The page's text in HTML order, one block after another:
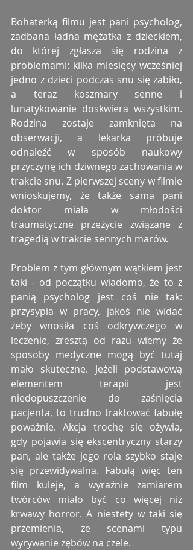
Bohaterką filmu jest pani psycholog,
zadbana ładna mężatka z dzieckiem,
do której zgłasza się rodzina z
problemami: kilka miesięcy wcześniej
jedno z dzieci podczas snu się zabiło,
a teraz koszmary senne i
lunatykowanie doskwiera wszystkim.
Rodzina zostaje zamknięta na
obserwacji, a lekarka próbuje
odnaleźć w sposób naukowy
przyczynę ich dziwnego zachowania w
trakcie snu. Z pierwszej sceny w filmie
wnioskujemy, że także sama pani
doktor miała w młodości
traumatyczne przeżycie związane z
tragedią w trakcie sennych marów.
Problem z tym głównym wątkiem jest
taki - od początku wiadomo, że to z
panią psycholog jest coś nie tak:
przysypia w pracy, jakoś nie widać
żeby wnosiła coś odkrywczego w
leczenie, zresztą od razu wiemy że
sposoby medyczne mogą być tutaj
mało skuteczne. Jeżeli podstawową
elementem terapii jest
niedopuszczenie do zaśnięcia
pacjenta, to trudno traktować fabułę
poważnie. Akcja trochę się ożywia,
gdy pojawia się ekscentryczny starzy
pan, ale także jego rola szybko staje
się przewidywalna. Fabułą więc ten
film kuleje, a wyraźnie zamiarem
twórców miało być co więcej niż
krwawy horror. A niestety w taki się
przemienia, ze scenami typu
wyrywanie zębów na czele.